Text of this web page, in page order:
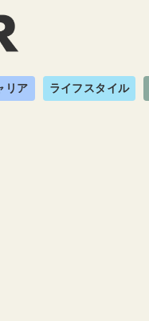
リア ライフスタイル